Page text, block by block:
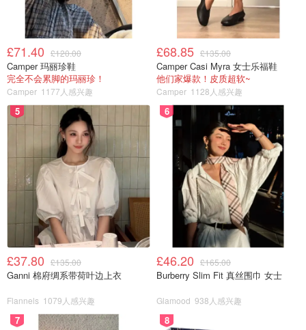
£71.40 £120.00
Camper 玛丽珍鞋
完全不会累脚的玛丽珍！
Camper 1177人感兴趣
£68.85 £135.00
Camper Casi Myra 女士乐福鞋
他们家爆款！皮质超软~
Camper 1128人感兴趣
5
£37.80 £135.00
Ganni 棉府绸系带荷叶边上衣
Flannels 1079人感兴趣
6
£46.20 £165.00
Burberry Slim Fit 真丝围巾 女士
Glamood 938人感兴趣
7 8